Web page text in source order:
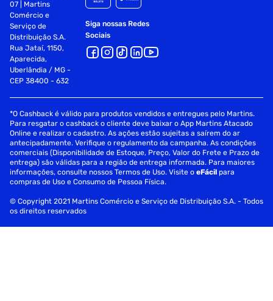
07 | Martins
Comércio e
Serviço de
Distribuição S.A.
Rua Jataí, 1150,
Aparecida,
Uberlândia / MG -
CEP 38400 - 632
Siga nossas Redes
Sociais
*O Cashback é válido para produtos vendidos e entregues pelo Martins.
Para resgatar o cashback o cliente deve baixar o App Martins Atacado
Online e realizar o cadastro. As ações estão sujeitas a saírem do ar
antecipadamente. Verifique o regulamento da campanha. As condições
comerciais (Disponibilidade de Estoque, Preço, Valor do Frete e Prazo de
entrega) são válidas para a região de entrega informada. Para maiores
informações, consulte nossos Termos de Uso. Visite oeFácil para
compras de Uso e Consumo de Pessoa Física.
© Copyright 2021 Martins Comércio e Serviço de Distribuição S.A. - Todos
os direitos reservados